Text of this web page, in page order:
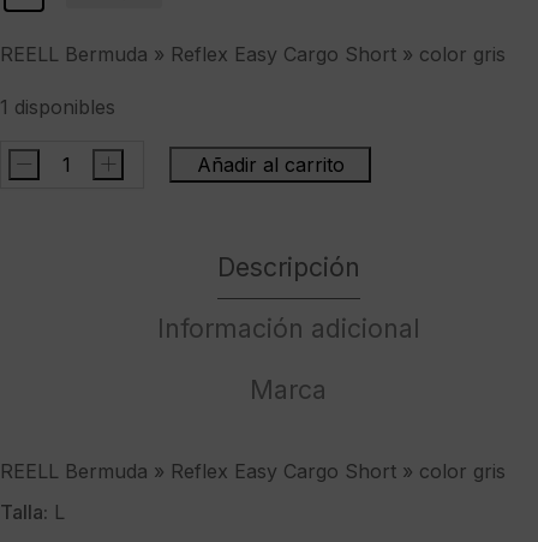
REELL Bermuda » Reflex Easy Cargo Short » color gris
1 disponibles
REELL
cantidad
- + Añadir al carrito
Descripción
Información adicional
Marca
REELL Bermuda » Reflex Easy Cargo Short » color gris
Talla: L